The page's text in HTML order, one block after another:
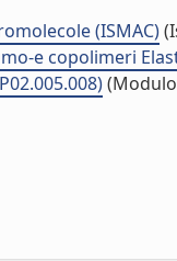
(ISMAC)
e copolimeri